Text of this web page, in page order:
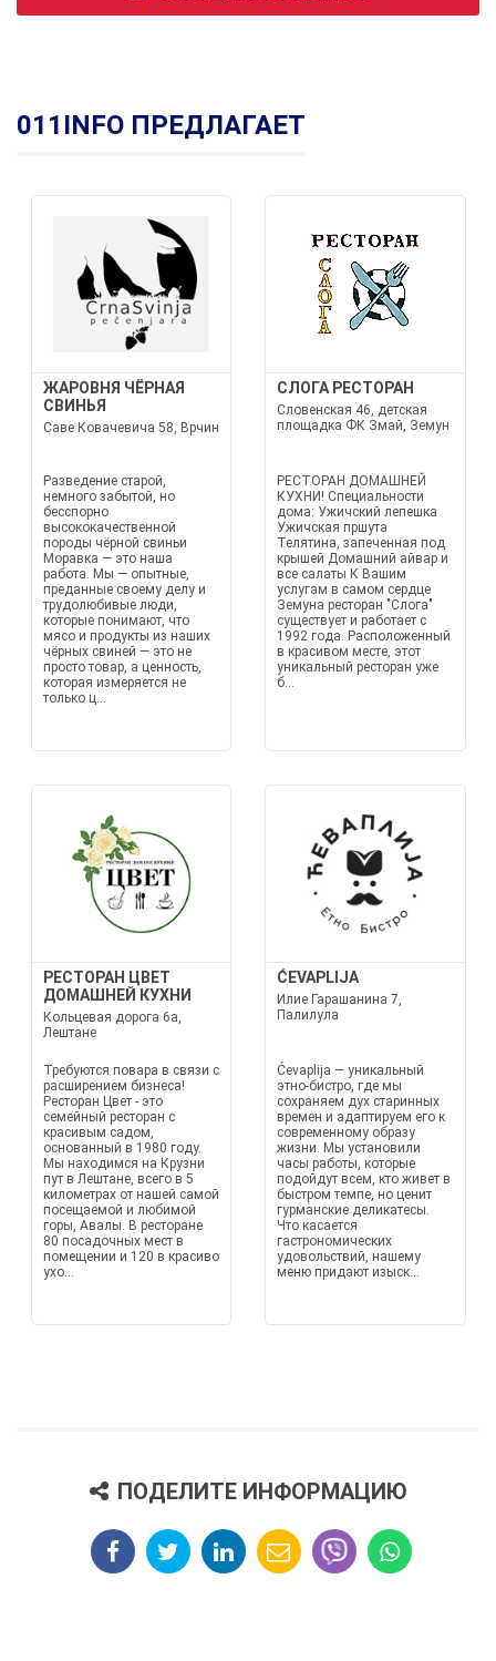
011INFO ПРЕДЛАГАЕТ
ЖАРОВНЯ ЧЁРНАЯ
СВИНЬЯ
Саве Ковачевича 58, Врчин
Разведение старой,
немного забытой, но
бесспорно
высококачественной
породы чёрной свиньи
Моравка — это наша
работа. Мы — опытные,
преданные своему делу и
трудолюбивые люди,
которые понимают, что
мясо и продукты из наших
чёрных свиней — это не
просто товар, а ценность,
которая измеряется не
только ц...
СЛОГА РЕСТОРАН
Словенская 46, детская
площадка ФК Змай, Земун
РЕСТОРАН ДОМАШНЕЙ
КУХНИ! Специальности
дома: Ужичский лепешка
Ужичская пршута
Телятина, запеченная под
крышей Домашний айвар и
все салаты К Вашим
услугам в самом сердце
Земуна ресторан "Слога"
существует и работает с
1992 года. Расположенный
в красивом месте, этот
уникальный ресторан уже
б...
РЕСТОРАН ЦВЕТ
ДОМАШНЕЙ КУХНИ
Кольцевая дорога 6а,
Лештане
Требуются повара в связи с
расширением бизнеса!
Ресторан Цвет - это
семейный ресторан с
красивым садом,
основанный в 1980 году.
Мы находимся на Крузни
пут в Лештане, всего в 5
километрах от нашей самой
посещаемой и любимой
горы, Авалы. В ресторане
80 посадочных мест в
помещении и 120 в красиво
ухо...
ĆEVAPLIJA
Илие Гарашанина 7,
Палилула
Ćevaplija — уникальный
этно-бистро, где мы
сохраняем дух старинных
времен и адаптируем его к
современному образу
жизни. Мы установили
часы работы, которые
подойдут всем, кто живет в
быстром темпе, но ценит
гурманские деликатесы.
Что касается
гастрономических
удовольствий, нашему
меню придают изыск...
ПОДЕЛИТЕ ИНФОРМАЦИЮ